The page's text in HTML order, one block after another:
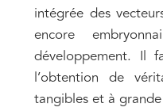
intégrée des
encore
développement. Il
l’obtention de
tangibles et à